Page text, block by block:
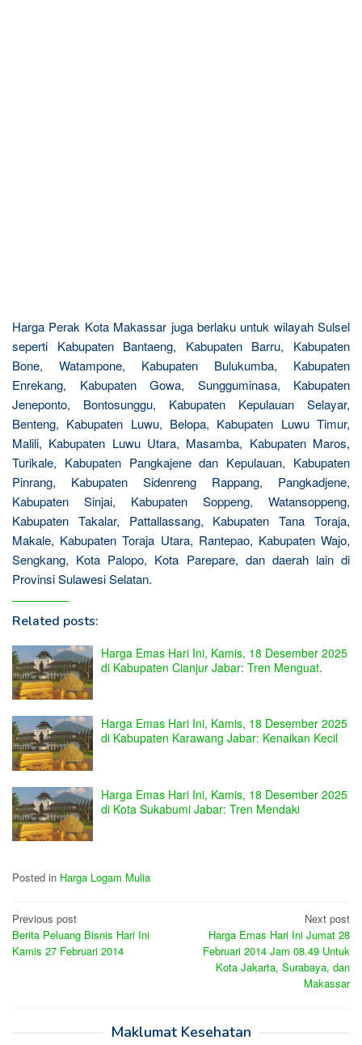
Harga Perak Kota Makassar juga berlaku untuk wilayah Sulsel
seperti Kabupaten Bantaeng, Kabupaten Barru, Kabupaten
Bone, Watampone, Kabupaten Bulukumba, Kabupaten
Enrekang, Kabupaten Gowa, Sungguminasa, Kabupaten
Jeneponto, Bontosunggu, Kabupaten Kepulauan Selayar,
Benteng, Kabupaten Luwu, Belopa, Kabupaten Luwu Timur,
Malili, Kabupaten Luwu Utara, Masamba, Kabupaten Maros,
Turikale, Kabupaten Pangkajene dan Kepulauan, Kabupaten
Pinrang, Kabupaten Sidenreng Rappang, Pangkadjene,
Kabupaten Sinjai, Kabupaten Soppeng, Watansoppeng,
Kabupaten Takalar, Pattallassang, Kabupaten Tana Toraja,
Makale, Kabupaten Toraja Utara, Rantepao, Kabupaten Wajo,
Sengkang, Kota Palopo, Kota Parepare, dan daerah lain di
Provinsi Sulawesi Selatan.
Related posts:
Harga Emas Hari Ini, Kamis, 18 Desember 2025
di Kabupaten Cianjur Jabar: Tren Menguat.
Harga Emas Hari Ini, Kamis, 18 Desember 2025
di Kabupaten Karawang Jabar: Kenaikan Kecil
Harga Emas Hari Ini, Kamis, 18 Desember 2025
di Kota Sukabumi Jabar: Tren Mendaki
Posted in Harga Logam Mulia
Post
navigation
Previous post
Berita Peluang Bisnis Hari Ini
Kamis 27 Februari 2014
Next post
Harga Emas Hari Ini Jumat 28
Februari 2014 Jam 08.49 Untuk
Kota Jakarta, Surabaya, dan
Makassar
Maklumat Kesehatan